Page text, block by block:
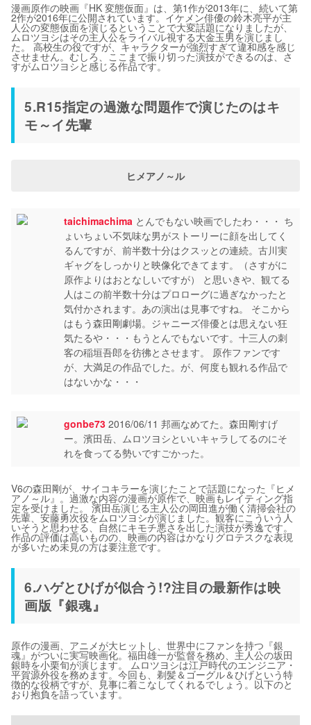
漫画原作の映画『HK 変態仮面』は、第1作が2013年に、続いて第
2作が2016年に公開されています。イケメン俳優の鈴木亮平が主
人公の変態仮面を演じるということで大変話題になりましたが、
ムロツヨシはその主人公をライバル視する大金玉男を演じまし
た。 高校生の役ですが、キャラクターが強烈すぎて違和感を感じ
させません。むしろ、ここまで振り切った演技ができるのは、さ
すがムロツヨシと感じる作品です。
5.R15指定の過激な問題作で演じたのはキ
モ～イ先輩
ヒメアノ～ル
taichimachima とんでもない映画でしたわ・・・ ち
ょいちょい不気味な男がストーリーに顔を出してく
るんですが、前半数十分はクスッとの連続。古川実
ギャグをしっかりと映像化できてます。（さすがに
原作よりはおとなしいですが） と思いきや、観てる
人はこの前半数十分はプロローグに過ぎなかったと
気付かされます。あの演出は見事ですね。 そこから
はもう森田剛劇場。ジャニーズ俳優とは思えない狂
気たるや・・・もうとんでもないです。十三人の刺
客の稲垣吾郎を彷彿とさせます。 原作ファンです
が、大満足の作品でした。が、何度も観れる作品で
はないかな・・・
gonbe73 2016/06/11 邦画なめてた。森田剛すげ
ー。濱田岳、ムロツヨシといいキャラしてるのにそ
れを食ってる勢いですごかった。
V6の森田剛が、サイコキラーを演じたことで話題になった『ヒメ
アノ～ル』。過激な内容の漫画が原作で、映画もレイティング指
定を受けました。 濱田岳演じる主人公の岡田進が働く清掃会社の
先輩、安藤勇次役をムロツヨシが演じました。観客にこういう人
いそうと思わせる、自然にキモチ悪さを出した演技が秀逸です。
作品の評価は高いものの、映画の内容はかなりグロテスクな表現
が多いため未見の方は要注意です。
6.ハゲとひげが似合う!?注目の最新作は映
画版『銀魂』
原作の漫画、アニメが大ヒットし、世界中にファンを持つ『銀
魂』がついに実写映画化。福田雄一が監督を務め、主人公の坂田
銀時を小栗旬が演じます。 ムロツヨシは江戸時代のエンジニア・
平賀源外役を務めます。今回も、剃髪＆ゴーグル＆ひげという特
徴的な役柄ですが、見事に着こなしてくれるでしょう。以下のと
おり抱負を語っています。